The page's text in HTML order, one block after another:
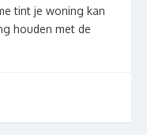
tint je woning kan
houden met de